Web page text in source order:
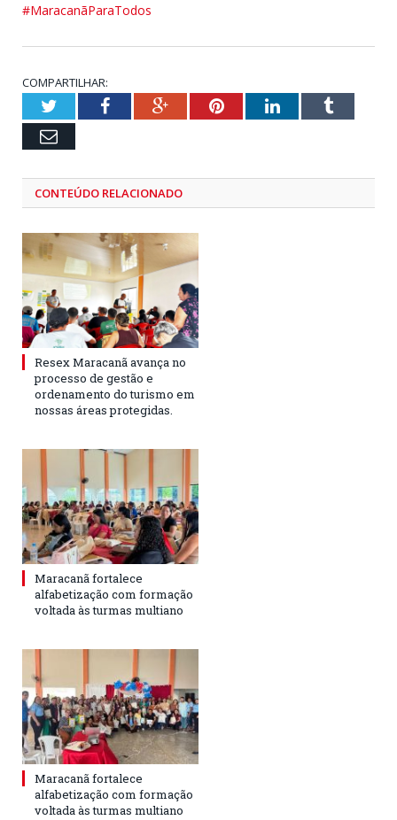
#MaracanãParaTodos
COMPARTILHAR:
TwitterFacebookGoogle+PinterestLinkedInTumblr
Email
CONTEÚDO RELACIONADO
Resex Maracanã avança no
processo de gestão e
ordenamento do turismo em
nossas áreas protegidas.
Maracanã fortalece
alfabetização com formação
voltada às turmas multiano
Maracanã fortalece
alfabetização com formação
voltada às turmas multiano